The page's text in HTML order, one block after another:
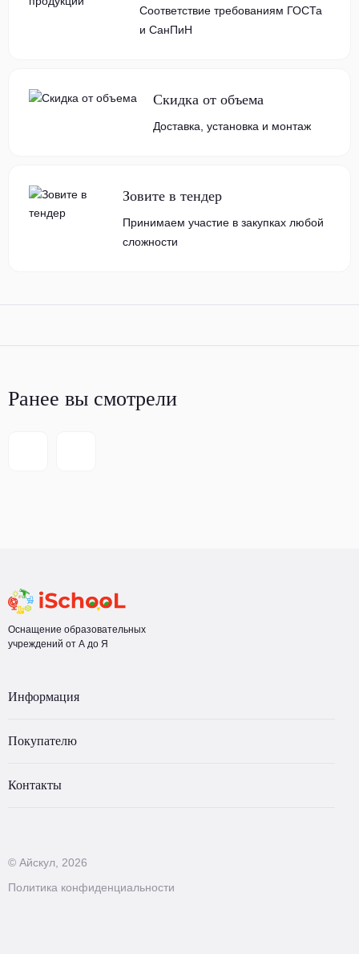
Соответствие требованиям ГОСТа
и СанПиН
Скидка от объема
Доставка, установка и монтаж
Зовите в тендер
Принимаем участие в закупках любой
сложности
Ранее вы смотрели
Оснащение образовательных
учреждений от А до Я
Информация
Покупателю
Контакты
© Айскул, 2026
Политика конфиденциальности